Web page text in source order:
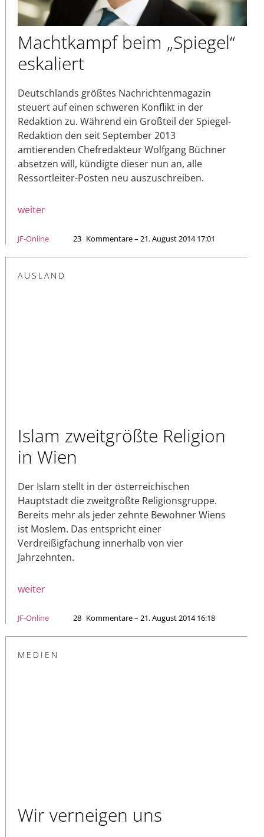
Machtkampf beim „Spiegel“
eskaliert
Deutschlands größtes Nachrichtenmagazin
steuert auf einen schweren Konflikt in der
Redaktion zu. Während ein Großteil der Spiegel-
Redaktion den seit September 2013
amtierenden Chefredakteur Wolfgang Büchner
absetzen will, kündigte dieser nun an, alle
Ressortleiter-Posten neu auszuschreiben.
weiter
JF-Online 23 Kommentare – 21. August 2014 17:01
AUSLAND
Islam zweitgrößte Religion
in Wien
Der Islam stellt in der österreichischen
Hauptstadt die zweitgrößte Religionsgruppe.
Bereits mehr als jeder zehnte Bewohner Wiens
ist Moslem. Das entspricht einer
Verdreißigfachung innerhalb von vier
Jahrzehnten.
weiter
JF-Online 28 Kommentare – 21. August 2014 16:18
MEDIEN
Wir verneigen uns